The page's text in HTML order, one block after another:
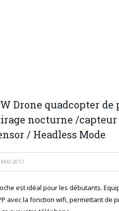
Drone quadcopter
nocturne /
/ Headless Mode
2017
est idéal pour les débutants.
avec la fonction wifi, permettant